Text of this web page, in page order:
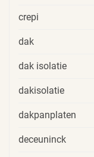
crepi
dak
dak isolatie
dakisolatie
dakpanplaten
deceuninck